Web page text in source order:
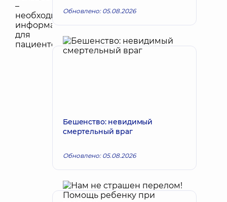
Обновлено: 05.08.2026
Бешенство: невидимый
смертельный враг
Обновлено: 05.08.2026